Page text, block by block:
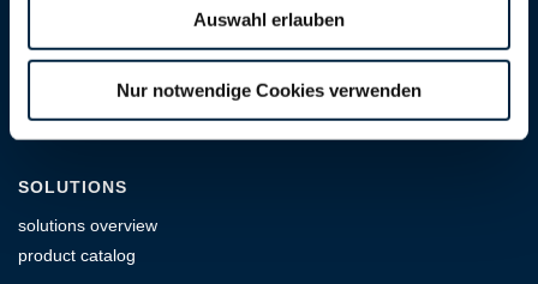
Auswahl erlauben
Nur notwendige Cookies verwenden
service
cookie-preferences
SOLUTIONS
solutions overview
product catalog